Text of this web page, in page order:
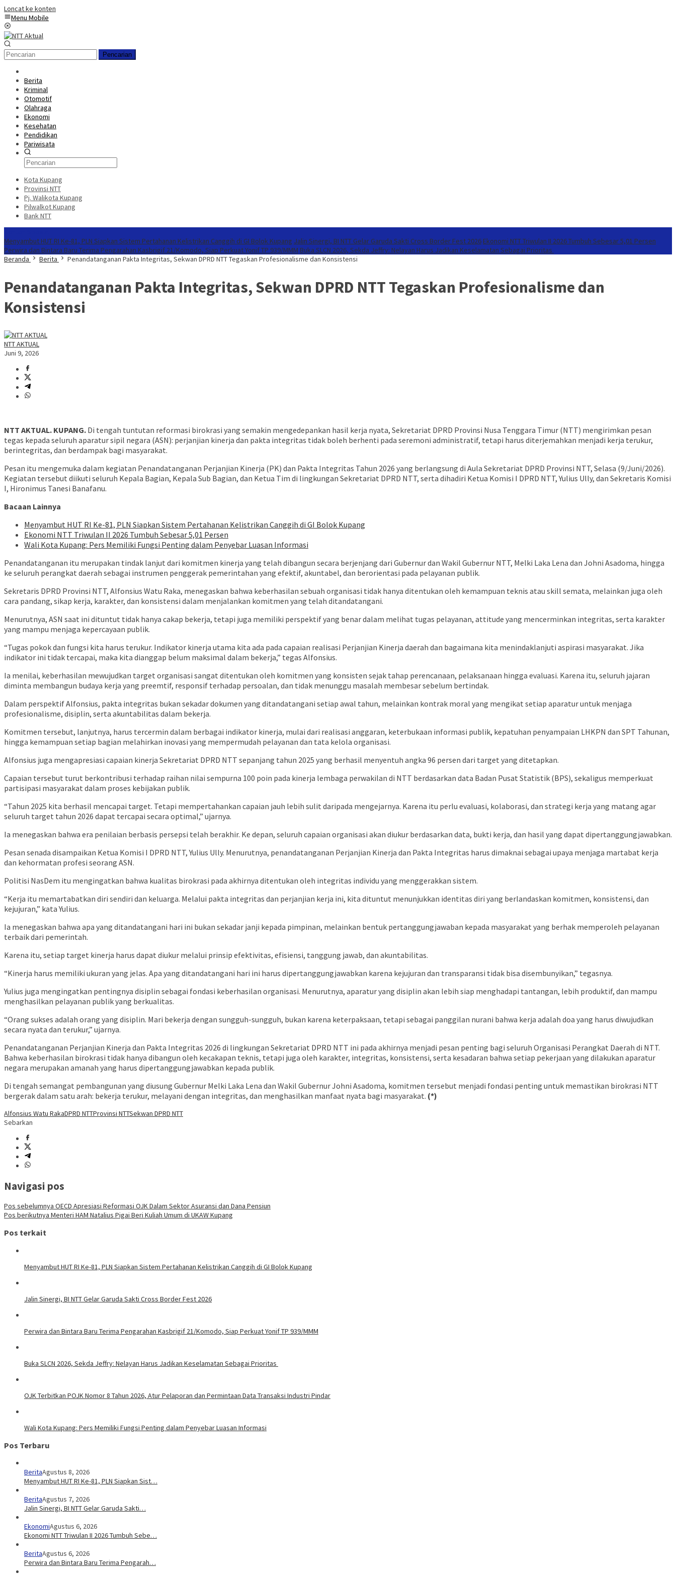
Loncat ke konten
Menu Mobile
Pencarian
Berita
Kriminal
Otomotif
Olahraga
Ekonomi
Kesehatan
Pendidikan
Pariwisata
Kota Kupang
Provinsi NTT
Pj. Walikota Kupang
Pilwalkot Kupang
Bank NTT
Menyambut HUT RI Ke-81, PLN Siapkan Sistem Pertahanan Kelistrikan Canggih di GI Bolok Kupang Jalin Sinergi, BI NTT Gelar Garuda Sakti Cross Border Fest 2026 Ekonomi NTT Triwulan II 2026 Tumbuh Sebesar 5,01 Persen
Perwira dan Bintara Baru Terima Pengarahan Kasbrigif 21/Komodo, Siap Perkuat Yonif TP 939/MMM Buka SLCN 2026, Sekda Jeffry: Nelayan Harus Jadikan Keselamatan Sebagai Prioritas
Beranda
Berita Penandatanganan Pakta Integritas, Sekwan DPRD NTT Tegaskan Profesionalisme dan Konsistensi
Penandatanganan Pakta Integritas, Sekwan DPRD NTT Tegaskan Profesionalisme dan
Konsistensi
NTT AKTUAL
Juni 9, 2026
NTT AKTUAL. KUPANG. Di tengah tuntutan reformasi birokrasi yang semakin mengedepankan hasil kerja nyata, Sekretariat DPRD Provinsi Nusa Tenggara Timur (NTT) mengirimkan pesan
tegas kepada seluruh aparatur sipil negara (ASN): perjanjian kinerja dan pakta integritas tidak boleh berhenti pada seremoni administratif, tetapi harus diterjemahkan menjadi kerja terukur,
berintegritas, dan berdampak bagi masyarakat.
Pesan itu mengemuka dalam kegiatan Penandatanganan Perjanjian Kinerja (PK) dan Pakta Integritas Tahun 2026 yang berlangsung di Aula Sekretariat DPRD Provinsi NTT, Selasa (9/Juni/2026).
Kegiatan tersebut diikuti seluruh Kepala Bagian, Kepala Sub Bagian, dan Ketua Tim di lingkungan Sekretariat DPRD NTT, serta dihadiri Ketua Komisi I DPRD NTT, Yulius Ully, dan Sekretaris Komisi
I, Hironimus Tanesi Banafanu.
Bacaan Lainnya
Menyambut HUT RI Ke-81, PLN Siapkan Sistem Pertahanan Kelistrikan Canggih di GI Bolok Kupang
Ekonomi NTT Triwulan II 2026 Tumbuh Sebesar 5,01 Persen
Wali Kota Kupang: Pers Memiliki Fungsi Penting dalam Penyebar Luasan Informasi
Penandatanganan itu merupakan tindak lanjut dari komitmen kinerja yang telah dibangun secara berjenjang dari Gubernur dan Wakil Gubernur NTT, Melki Laka Lena dan Johni Asadoma, hingga
ke seluruh perangkat daerah sebagai instrumen penggerak pemerintahan yang efektif, akuntabel, dan berorientasi pada pelayanan publik.
Sekretaris DPRD Provinsi NTT, Alfonsius Watu Raka, menegaskan bahwa keberhasilan sebuah organisasi tidak hanya ditentukan oleh kemampuan teknis atau skill semata, melainkan juga oleh
cara pandang, sikap kerja, karakter, dan konsistensi dalam menjalankan komitmen yang telah ditandatangani.
Menurutnya, ASN saat ini dituntut tidak hanya cakap bekerja, tetapi juga memiliki perspektif yang benar dalam melihat tugas pelayanan, attitude yang mencerminkan integritas, serta karakter
yang mampu menjaga kepercayaan publik.
“Tugas pokok dan fungsi kita harus terukur. Indikator kinerja utama kita ada pada capaian realisasi Perjanjian Kinerja daerah dan bagaimana kita menindaklanjuti aspirasi masyarakat. Jika
indikator ini tidak tercapai, maka kita dianggap belum maksimal dalam bekerja,” tegas Alfonsius.
Ia menilai, keberhasilan mewujudkan target organisasi sangat ditentukan oleh komitmen yang konsisten sejak tahap perencanaan, pelaksanaan hingga evaluasi. Karena itu, seluruh jajaran
diminta membangun budaya kerja yang preemtif, responsif terhadap persoalan, dan tidak menunggu masalah membesar sebelum bertindak.
Dalam perspektif Alfonsius, pakta integritas bukan sekadar dokumen yang ditandatangani setiap awal tahun, melainkan kontrak moral yang mengikat setiap aparatur untuk menjaga
profesionalisme, disiplin, serta akuntabilitas dalam bekerja.
Komitmen tersebut, lanjutnya, harus tercermin dalam berbagai indikator kinerja, mulai dari realisasi anggaran, keterbukaan informasi publik, kepatuhan penyampaian LHKPN dan SPT Tahunan,
hingga kemampuan setiap bagian melahirkan inovasi yang mempermudah pelayanan dan tata kelola organisasi.
Alfonsius juga mengapresiasi capaian kinerja Sekretariat DPRD NTT sepanjang tahun 2025 yang berhasil menyentuh angka 96 persen dari target yang ditetapkan.
Capaian tersebut turut berkontribusi terhadap raihan nilai sempurna 100 poin pada kinerja lembaga perwakilan di NTT berdasarkan data Badan Pusat Statistik (BPS), sekaligus memperkuat
partisipasi masyarakat dalam proses kebijakan publik.
“Tahun 2025 kita berhasil mencapai target. Tetapi mempertahankan capaian jauh lebih sulit daripada mengejarnya. Karena itu perlu evaluasi, kolaborasi, dan strategi kerja yang matang agar
seluruh target tahun 2026 dapat tercapai secara optimal,” ujarnya.
Ia menegaskan bahwa era penilaian berbasis persepsi telah berakhir. Ke depan, seluruh capaian organisasi akan diukur berdasarkan data, bukti kerja, dan hasil yang dapat dipertanggungjawabkan.
Pesan senada disampaikan Ketua Komisi I DPRD NTT, Yulius Ully. Menurutnya, penandatanganan Perjanjian Kinerja dan Pakta Integritas harus dimaknai sebagai upaya menjaga martabat kerja
dan kehormatan profesi seorang ASN.
Politisi NasDem itu mengingatkan bahwa kualitas birokrasi pada akhirnya ditentukan oleh integritas individu yang menggerakkan sistem.
“Kerja itu memartabatkan diri sendiri dan keluarga. Melalui pakta integritas dan perjanjian kerja ini, kita dituntut menunjukkan identitas diri yang berlandaskan komitmen, konsistensi, dan
kejujuran,” kata Yulius.
Ia menegaskan bahwa apa yang ditandatangani hari ini bukan sekadar janji kepada pimpinan, melainkan bentuk pertanggungjawaban kepada masyarakat yang berhak memperoleh pelayanan
terbaik dari pemerintah.
Karena itu, setiap target kinerja harus dapat diukur melalui prinsip efektivitas, efisiensi, tanggung jawab, dan akuntabilitas.
“Kinerja harus memiliki ukuran yang jelas. Apa yang ditandatangani hari ini harus dipertanggungjawabkan karena kejujuran dan transparansi tidak bisa disembunyikan,” tegasnya.
Yulius juga mengingatkan pentingnya disiplin sebagai fondasi keberhasilan organisasi. Menurutnya, aparatur yang disiplin akan lebih siap menghadapi tantangan, lebih produktif, dan mampu
menghasilkan pelayanan publik yang berkualitas.
“Orang sukses adalah orang yang disiplin. Mari bekerja dengan sungguh-sungguh, bukan karena keterpaksaan, tetapi sebagai panggilan nurani bahwa kerja adalah doa yang harus diwujudkan
secara nyata dan terukur,” ujarnya.
Penandatanganan Perjanjian Kinerja dan Pakta Integritas 2026 di lingkungan Sekretariat DPRD NTT ini pada akhirnya menjadi pesan penting bagi seluruh Organisasi Perangkat Daerah di NTT.
Bahwa keberhasilan birokrasi tidak hanya dibangun oleh kecakapan teknis, tetapi juga oleh karakter, integritas, konsistensi, serta kesadaran bahwa setiap pekerjaan yang dilakukan aparatur
negara merupakan amanah yang harus dipertanggungjawabkan kepada publik.
Di tengah semangat pembangunan yang diusung Gubernur Melki Laka Lena dan Wakil Gubernur Johni Asadoma, komitmen tersebut menjadi fondasi penting untuk memastikan birokrasi NTT
bergerak dalam satu arah: bekerja terukur, melayani dengan integritas, dan menghasilkan manfaat nyata bagi masyarakat. (*)
Alfonsius Watu RakaDPRD NTTProvinsi NTTSekwan DPRD NTT
Sebarkan
Navigasi pos
Pos sebelumnya OECD Apresiasi Reformasi OJK Dalam Sektor Asuransi dan Dana Pensiun
Pos berikutnya Menteri HAM Natalius Pigai Beri Kuliah Umum di UKAW Kupang
Pos terkait
Menyambut HUT RI Ke-81, PLN Siapkan Sistem Pertahanan Kelistrikan Canggih di GI Bolok Kupang
Jalin Sinergi, BI NTT Gelar Garuda Sakti Cross Border Fest 2026
Perwira dan Bintara Baru Terima Pengarahan Kasbrigif 21/Komodo, Siap Perkuat Yonif TP 939/MMM
Buka SLCN 2026, Sekda Jeffry: Nelayan Harus Jadikan Keselamatan Sebagai Prioritas
OJK Terbitkan POJK Nomor 8 Tahun 2026, Atur Pelaporan dan Permintaan Data Transaksi Industri Pindar
Wali Kota Kupang: Pers Memiliki Fungsi Penting dalam Penyebar Luasan Informasi
Pos Terbaru
BeritaAgustus 8, 2026
Menyambut HUT RI Ke-81, PLN Siapkan Sist…
BeritaAgustus 7, 2026
Jalin Sinergi, BI NTT Gelar Garuda Sakti…
EkonomiAgustus 6, 2026
Ekonomi NTT Triwulan II 2026 Tumbuh Sebe…
BeritaAgustus 6, 2026
Perwira dan Bintara Baru Terima Pengarah…